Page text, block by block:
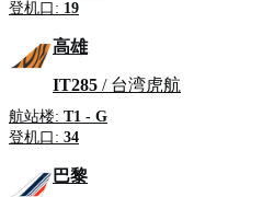
登机口: 19
高雄
IT285 / 台湾虎航
航站楼: T1 - G
登机口: 34
巴黎